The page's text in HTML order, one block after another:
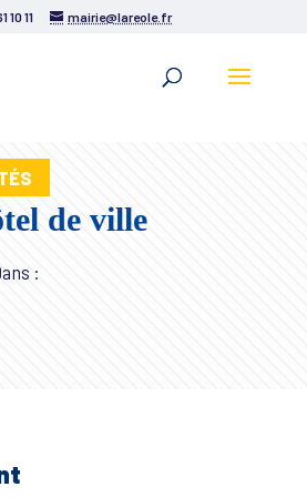
10 11 mairie@lareole.fr
de ville
: